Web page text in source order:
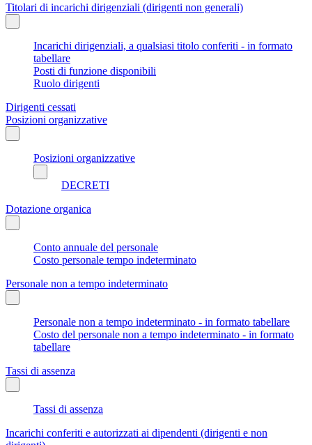
Titolari di incarichi dirigenziali (dirigenti non generali)
Incarichi dirigenziali, a qualsiasi titolo conferiti - in formato
tabellare
Posti di funzione disponibili
Ruolo dirigenti
Dirigenti cessati
Posizioni organizzative
Posizioni organizzative
DECRETI
Dotazione organica
Conto annuale del personale
Costo personale tempo indeterminato
Personale non a tempo indeterminato
Personale non a tempo indeterminato - in formato tabellare
Costo del personale non a tempo indeterminato - in formato
tabellare
Tassi di assenza
Tassi di assenza
Incarichi conferiti e autorizzati ai dipendenti (dirigenti e non